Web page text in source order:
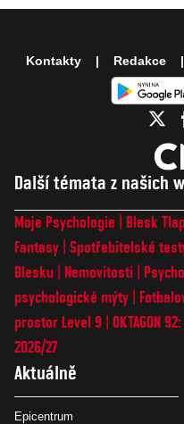
Další témata z našich
Moje Psychologie Blesk
Fantasy Spotřebitelské
Blesku
Nemovitosti
psychologické mýty
prostor Level 9 OKTAGON
2026/27
Aktuálně
Epicentrum
Kontakty Redakce